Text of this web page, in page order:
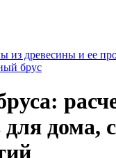
из древесины и ее
брус
для дома,